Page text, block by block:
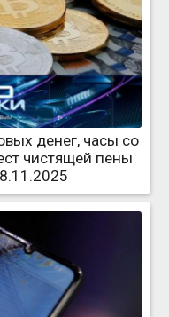
денег, часы со
чистящей пены